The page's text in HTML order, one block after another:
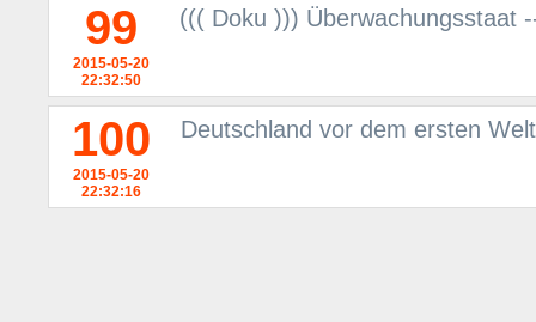
99
2015-05-20
22:32:50
((( Doku ))) Überwachungsstaat
100
2015-05-20
22:32:16
Deutschland vor dem ersten